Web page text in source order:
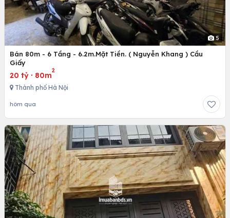
5
Bán 80m - 6 Tầng - 6.2m.Mặt Tiền. ( Nguyễn Khang ) Cầu
Giấy
20 tỷ · 80m
2
Thành phố Hà Nội
hôm qua